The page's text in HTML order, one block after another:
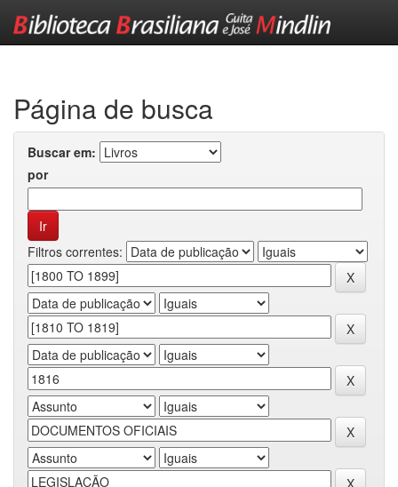
Página de busca
Buscar em:
por
Filtros correntes: